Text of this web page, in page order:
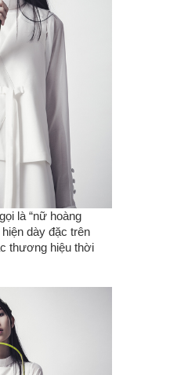
là “nữ hoàng
dày đặc trên
thương hiệu thời